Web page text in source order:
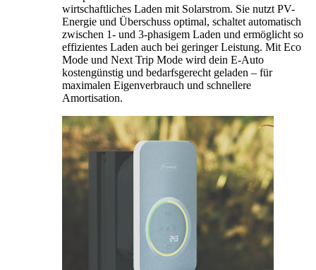
wirtschaftliches Laden mit Solarstrom. Sie nutzt PV-
Energie und Überschuss optimal, schaltet automatisch
zwischen 1- und 3-phasigem Laden und ermöglicht so
effizientes Laden auch bei geringer Leistung. Mit Eco
Mode und Next Trip Mode wird dein E-Auto
kostengünstig und bedarfsgerecht geladen – für
maximalen Eigenverbrauch und schnellere
Amortisation.